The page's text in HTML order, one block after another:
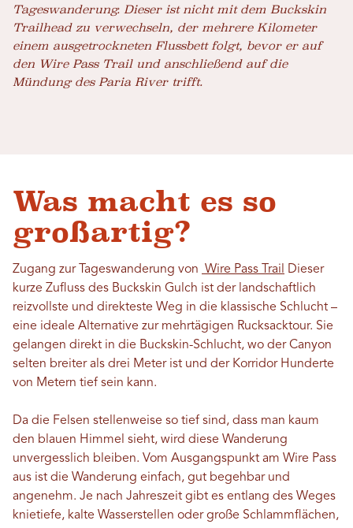
Tageswanderung. Dieser ist nicht mit dem Buckskin
Trailhead zu verwechseln, der mehrere Kilometer
einem ausgetrockneten Flussbett folgt, bevor er auf
den Wire Pass Trail und anschließend auf die
Mündung des Paria River trifft.
Was macht es so
großartig?
Zugang zur Tageswanderung von Wire Pass Trail
Dieser
kurze Zufluss des Buckskin Gulch ist der landschaftlich
reizvollste und direkteste Weg in die klassische Schlucht –
eine ideale Alternative zur mehrtägigen Rucksacktour. Sie
gelangen direkt in die Buckskin-Schlucht, wo der Canyon
selten breiter als drei Meter ist und der Korridor Hunderte
von Metern tief sein kann.
Da die Felsen stellenweise so tief sind, dass man kaum
den blauen Himmel sieht, wird diese Wanderung
unvergesslich bleiben. Vom Ausgangspunkt am Wire Pass
aus ist die Wanderung einfach, gut begehbar und
angenehm. Je nach Jahreszeit gibt es entlang des Weges
knietiefe, kalte Wasserstellen oder große Schlammflächen,